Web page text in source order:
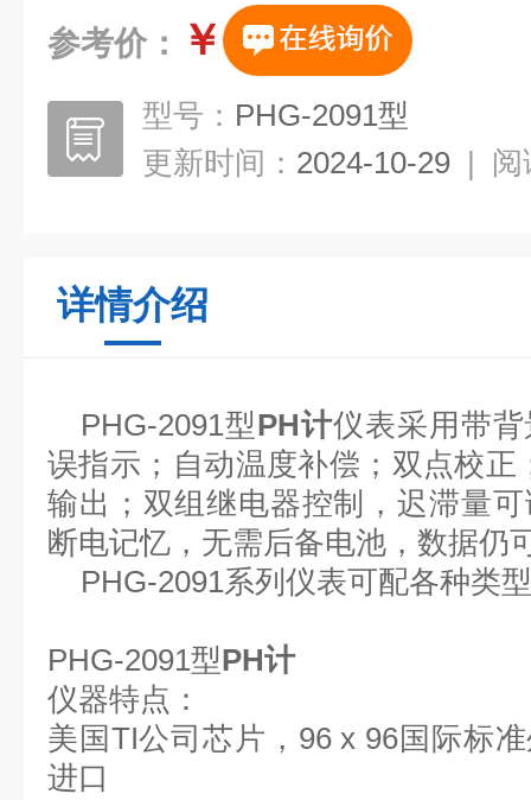
参考价： ￥
型号： PHG-2091型
更新时间： 2024-10-29 | 阅
详情介绍
PHG-2091型PH计仪表采用带
误指示；自动温度补偿；双点校正
输出；双组继电器控制，迟滞量
断电记忆，无需后备电池，数据仍
PHG-2091系列仪表可配各种类
PHG-2091型PH计
仪器特点：
美国TI公司芯片， 96 x 96国际标
进口